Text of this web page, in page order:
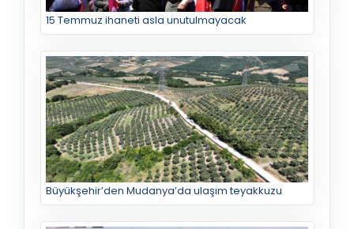
15 Temmuz ihaneti asla unutulmayacak
Büyükşehir’den Mudanya’da ulaşım teyakkuzu